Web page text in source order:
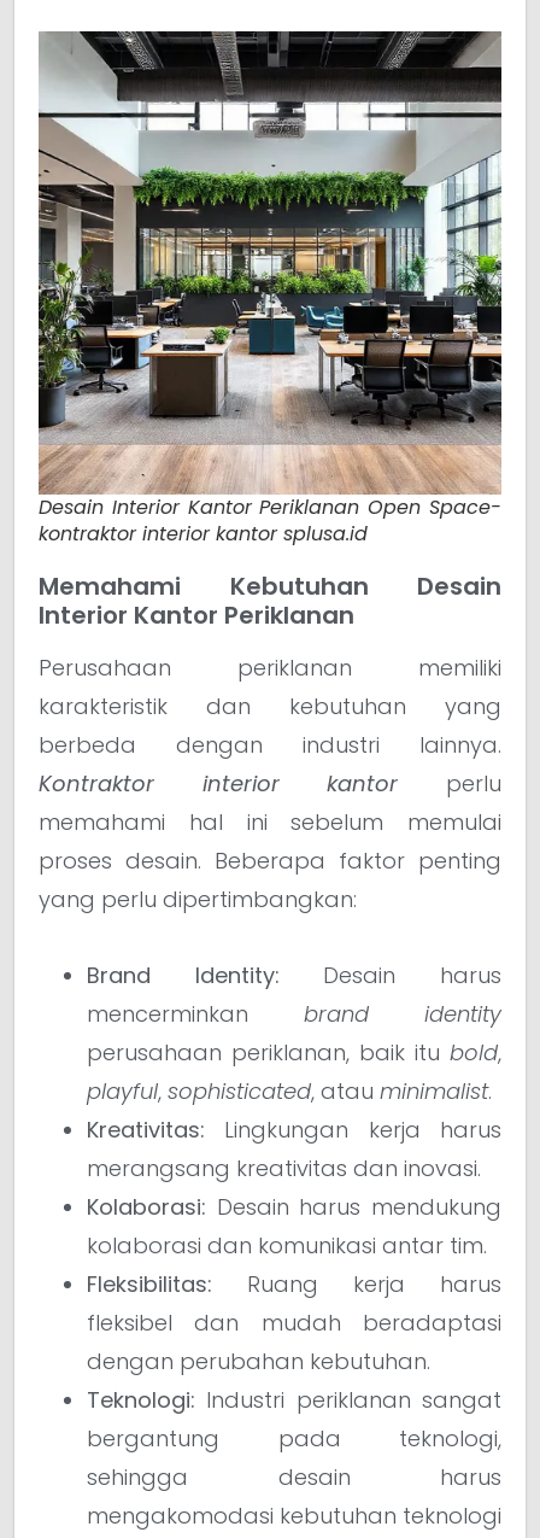
Desain Interior Kantor Periklanan Open Space-
kontraktor interior kantor splusa.id
Memahami Kebutuhan Desain
Interior Kantor Periklanan
Perusahaan periklanan memiliki
karakteristik dan kebutuhan yang
berbeda dengan industri lainnya.
Kontraktor interior kantor perlu
memahami hal ini sebelum memulai
proses desain. Beberapa faktor penting
yang perlu dipertimbangkan:
Brand Identity: Desain harus
mencerminkan brand identity
perusahaan periklanan, baik itu bold,
playful, sophisticated, atau minimalist.
Kreativitas: Lingkungan kerja harus
merangsang kreativitas dan inovasi.
Kolaborasi: Desain harus mendukung
kolaborasi dan komunikasi antar tim.
Fleksibilitas: Ruang kerja harus
fleksibel dan mudah beradaptasi
dengan perubahan kebutuhan.
Teknologi: Industri periklanan sangat
bergantung pada teknologi,
sehingga desain harus
mengakomodasi kebutuhan teknologi